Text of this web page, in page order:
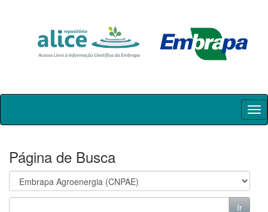
Skip
Página de Busca